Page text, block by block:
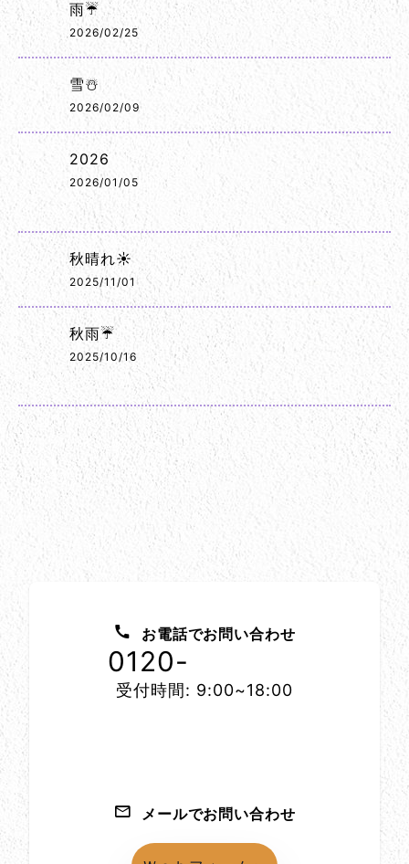
雨☔
2026/02/25
雪☃️
2026/02/09
2026
2026/01/05
秋晴れ☀️
2025/11/01
秋雨☔
2025/10/16
お電話でお問い合わせ
0120-
受付時間: 9:00~18:00
メールでお問い合わせ